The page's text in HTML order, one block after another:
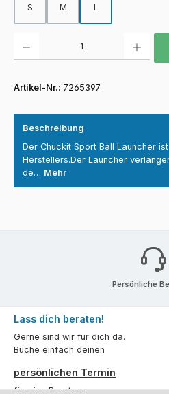
S M L
Artikel-Nr.: 7265397
Beschreibung
Der Chuckit Sport Ball Launcher
Herstellers.Der Launcher
de… Mehr
Persönliche
Lass dich beraten!
Gerne sind wir für dich da.
Buche einfach deinen
persönlichen Termin
für eine Beratung.